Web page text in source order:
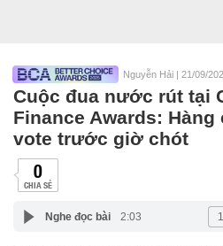
Nguyễn Hải |21/09/
Cuộc đua nước rút tại
Finance Awards:
vote trước giờ chót
0
CHIA SẺ
Nghe đọc bài 2:03